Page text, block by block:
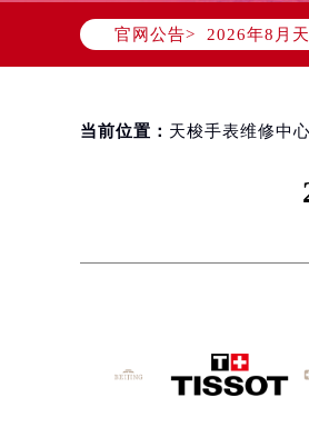
官网公告>
2026年8月
北京市朝阳
天津市和平
上海市黄浦
扬州市邗江
盐城市盐都
泰州市海陵
当前位置： 天梭手表维修中心